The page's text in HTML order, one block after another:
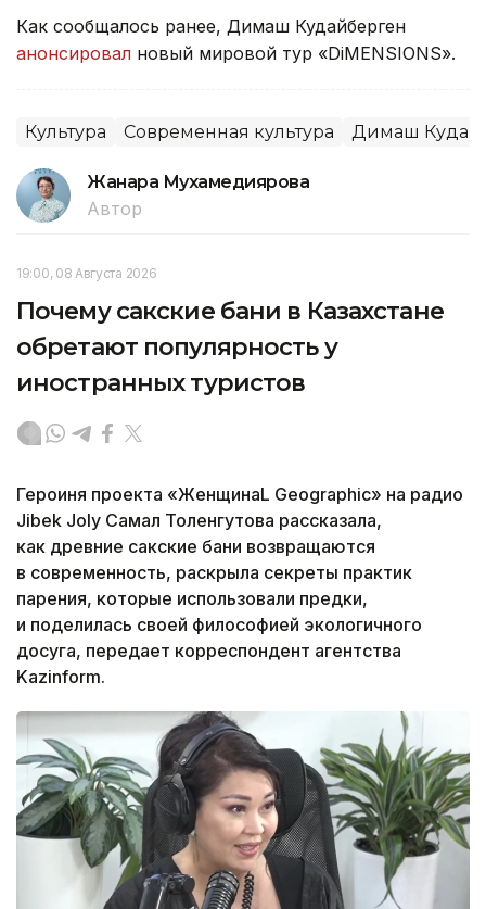
Как сообщалось ранее, Димаш Кудайберген
анонсировал новый мировой тур «DiMENSIONS».
Культура Современная культура Димаш
Жанара Мухамедиярова
Автор
19:00, 08 Августа 2026
Почему сакские бани в Казахстане
обретают популярность у
иностранных туристов
Героиня проекта «ЖенщинаL Geographic» на радио
Jibek Joly Самал Толенгутова рассказала,
как древние сакские бани возвращаются
в современность, раскрыла секреты практик
парения, которые использовали предки,
и поделилась своей философией экологичного
досуга, передает корреспондент агентства
Kazinform.